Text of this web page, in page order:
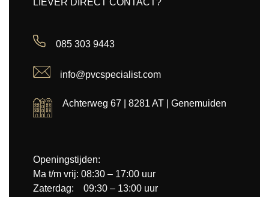
LIEVER DIRECT CONTACT?
085 303 9443
info@pvcspecialist.com
Achterweg 67 | 8281 AT | Genemuiden
Openingstijden:
Ma t/m vrij: 08:30 – 17:00 uur
Zaterdag: 09:30 – 13:00 uur